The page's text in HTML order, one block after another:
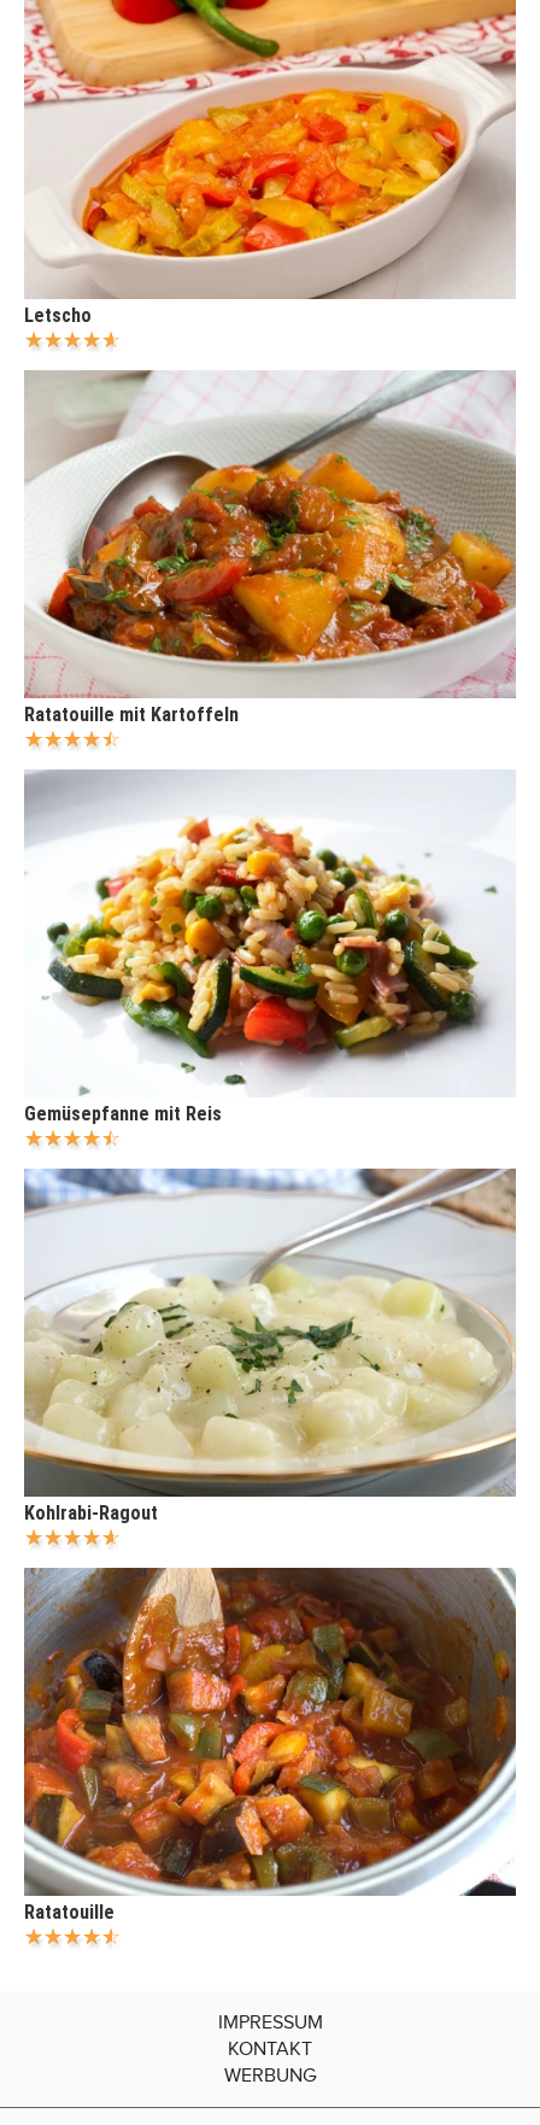
Letscho
Ratatouille mit Kartoffeln
Gemüsepfanne mit Reis
Kohlrabi-Ragout
Ratatouille
IMPRESSUM
KONTAKT
WERBUNG